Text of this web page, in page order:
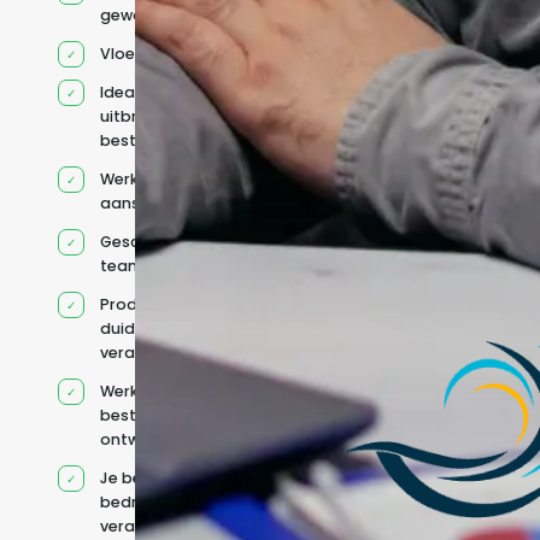
geworven profiel
Vloeiend Engels
Ideaal voor het
uitbreiden van
bestaande capaciteit
Werkt onder jouw
aansturing
Geschikt voor hybride
teams
Productcontext en
duidelijke
verantwoordelijkheden
Werkt binnen jouw
bestaande
ontwikkelteam
Je behoudt jouw
bedrijfs- en IT-
verantwoordelijkheden